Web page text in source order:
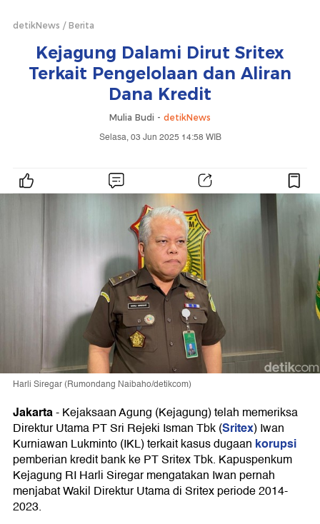
detikNews Berita
Kejagung Dalami Dirut Sritex
Terkait Pengelolaan dan Aliran
Dana Kredit
Mulia Budi - detikNews
Selasa, 03 Jun 2025 14:58 WIB
Harli Siregar (Rumondang Naibaho/detikcom)
Jakarta-Kejaksaan Agung (Kejagung) telah memeriksa
Direktur Utama PT Sri Rejeki Isman Tbk (Sritex) Iwan
Kurniawan Lukminto (IKL) terkait kasus dugaan korupsi
pemberian kredit bank ke PT Sritex Tbk. Kapuspenkum
Kejagung RI Harli Siregar mengatakan Iwan pernah
menjabat Wakil Direktur Utama di Sritex periode 2014-
2023.